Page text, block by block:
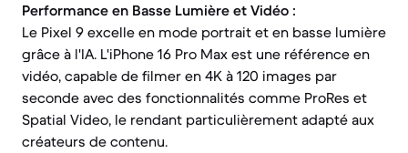
Performance en Basse Lumière et Vidéo :
Le Pixel 9 excelle en mode portrait et en basse lumière
grâce à l'IA. L'iPhone 16 Pro Max est une référence en
vidéo, capable de filmer en 4K à 120 images par
seconde avec des fonctionnalités comme ProRes et
Spatial Video, le rendant particulièrement adapté aux
créateurs de contenu.